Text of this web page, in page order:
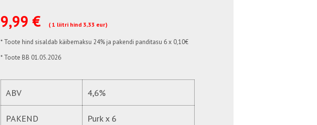
9,99 € ( 1 liitri hind 3,33 eur)
* Toote hind sisaldab käibemaksu 24% ja pakendi panditasu 6 x 0,10€
* Toote BB 01.05.2026
ABV 4,6%
PAKEND Purk x 6